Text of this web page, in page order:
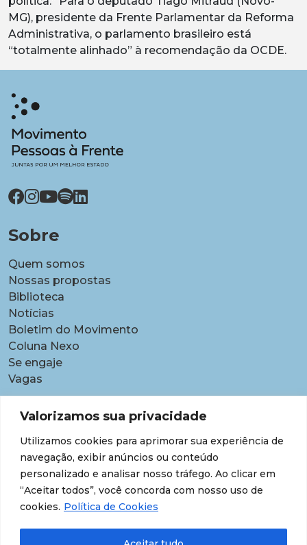
Valorizamos sua privacidade
Utilizamos cookies para aprimorar sua experiência de
navegação, exibir anúncios ou conteúdo
personalizado e analisar nosso tráfego. Ao clicar em
“Aceitar todos”, você concorda com nosso uso de
cookies. Política de Cookies
MG), presidente da Frente Parlamentar da Reforma
Administrativa, o parlamento brasileiro está
“totalmente alinhado” à recomendação da OCDE.
Sobre
Quem somos
Nossas propostas
Biblioteca
Notícias
Boletim do Movimento
Coluna Nexo
Se engaje
Vagas
Pautas
Carreiras
Contratações temporárias
Equidade étnico-racial
Equidade para Mulheres
Gestão de desempenho e desenvolvimento